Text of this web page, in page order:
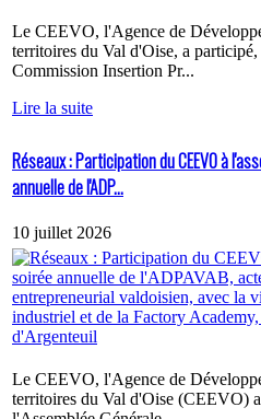
Le CEEVO, l'Agence de
territoires du Val d'Oise, a
Commission Insertion Pr...
Lire la suite
Réseaux : Participation du CEEVO à
annuelle de l'ADP...
10 juillet 2026
Le CEEVO, l'Agence de
territoires du Val d'Oise (CEEVO)